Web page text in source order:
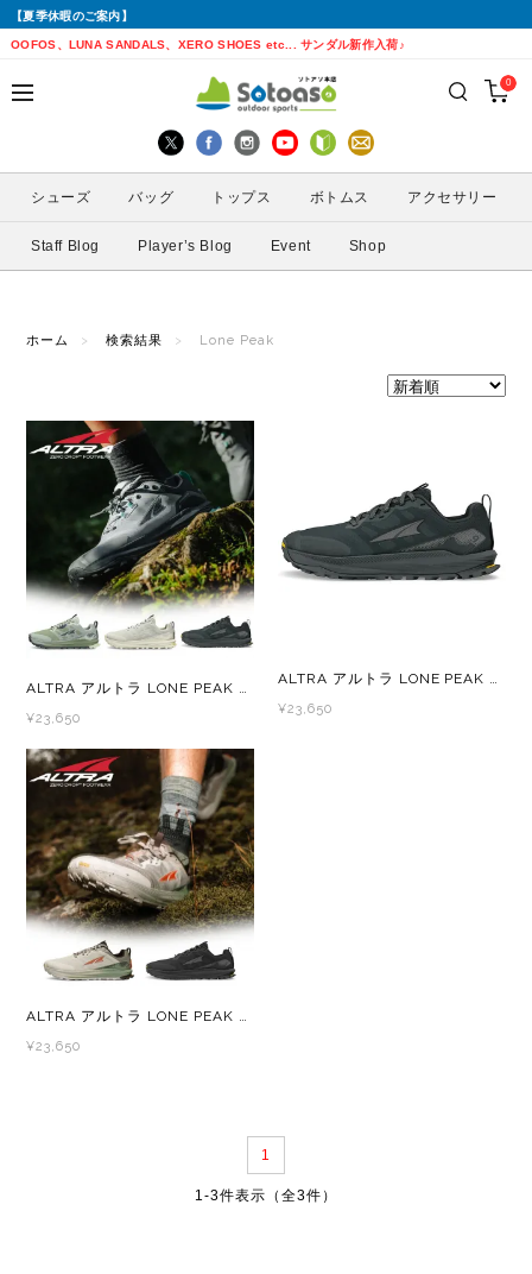
【夏季休暇のご案内】
OOFOS、LUNA SANDALS、XERO SHOES etc... サンダル新作入荷♪
戻る
シューズから探す
トレイルランニングシューズ
ランニングシューズ
戻る
トップスから探す
シェル・レインウェア
シャツ
戻る
ボトムスから探す
ショートパンツ
ロングパンツ
戻る
バッグから探す
トレランザック
バックパック
ウエストポーチ
戻る
アクセサリーから探す
キャップ・ハット
ソックス
ゲイター
サングラス
ライト
ボトル・携帯カップ
テーピング・サポーター
ストックポール
その他
戻る
ブランドから探す
ACTIVE YOHKAN(アクティブようかん)
ATHLETUNE(アスリチューン)
BananaGO(バナナゴー)
HoneyAction(ハニーアクション)
KODA(コーダ)
Mag-on(マグオン)
MEDALIST(メダリスト)
POW BAR(パウバー)
PUREPALA(ピュアパラ)
SAMURAICHARGE Pro
SAMURAI GEL(サムライジェル)
Shonai Special(ショウナイスペシャル)
ZEN NUTRITION(ゼンニュートリション)
戻る
ブランドから探す
Amazfit(アマズフィット)
BAUERFEIND(バウアーファインド)
CIELE(シエル)
Clef(クレ)
Columbia・Montrail(コロンビア・モント
レイル)
COMPRESSPORT(コンプレスポーツ)
cotopaxi (コトパクシ)
DYNAFIT(ディナフィット)
ELDORESO(エルドレッソ)
extremities (エクストリミティーズ)
FEELCAP(フィールキャップ)
finetrack(ファイントラック)
戻る
性別から探す
レディース
0
シューズ バッグ トップス ボトムス アクセサリー
Staff Blog Player’s Blog Event Shop
ホーム 検索結果 Lone Peak
ALTRA アルトラ LONE PEAK 9+(ローンピーク 9+) ウィメンズ レディース トレイルランニングシューズ トレランシューズ
¥23,650
ALTRA アルトラ LONE PEAK 9+ WIDE(ローンピーク 9+ ワイド) メンズ トレイルランニングシューズ トレランシューズ
¥23,650
¥23,650
1
1-3件表示（全3件）